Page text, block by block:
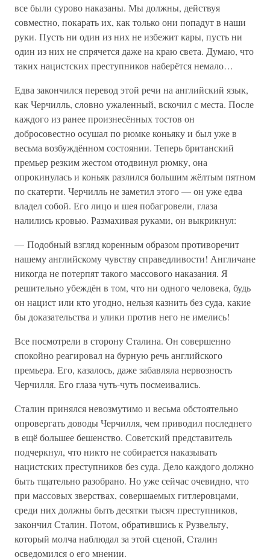
все были сурово наказаны. Мы должны, действуя
совместно, покарать их, как только они попадут в наши
руки. Пусть ни один из них не избежит кары, пусть ни
один из них не спрячется даже на краю света. Думаю, что
таких нацистских преступников наберётся немало…
Едва закончился перевод этой речи на английский язык,
как Черчилль, словно ужаленный, вскочил с места. После
каждого из ранее произнесённых тостов он
добросовестно осушал по рюмке коньяку и был уже в
весьма возбуждённом состоянии. Теперь британский
премьер резким жестом отодвинул рюмку, она
опрокинулась и коньяк разлился большим жёлтым пятном
по скатерти. Черчилль не заметил этого — он уже едва
владел собой. Его лицо и шея побагровели, глаза
налились кровью. Размахивая руками, он выкрикнул:
— Подобный взгляд коренным образом противоречит
нашему английскому чувству справедливости! Англичане
никогда не потерпят такого массового наказания. Я
решительно убеждён в том, что ни одного человека, будь
он нацист или кто угодно, нельзя казнить без суда, какие
бы доказательства и улики против него не имелись!
Все посмотрели в сторону Сталина. Он совершенно
спокойно реагировал на бурную речь английского
премьера. Его, казалось, даже забавляла нервозность
Черчилля. Его глаза чуть-чуть посмеивались.
Сталин принялся невозмутимо и весьма обстоятельно
опровергать доводы Черчилля, чем приводил последнего
в ещё большее бешенство. Советский представитель
подчеркнул, что никто не собирается наказывать
нацистских преступников без суда. Дело каждого должно
быть тщательно разобрано. Но уже сейчас очевидно, что
при массовых зверствах, совершаемых гитлеровцами,
среди них должны быть десятки тысяч преступников,
закончил Сталин. Потом, обратившись к Рузвельту,
который молча наблюдал за этой сценой, Сталин
осведомился о его мнении.